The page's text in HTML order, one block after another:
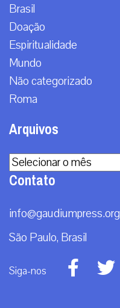
Brasil
Doação
Espiritualidade
Mundo
Não categorizado
Roma
Arquivos
Arquivos
Contato
info@gaudiumpress.org
São Paulo, Brasil
Siga-nos